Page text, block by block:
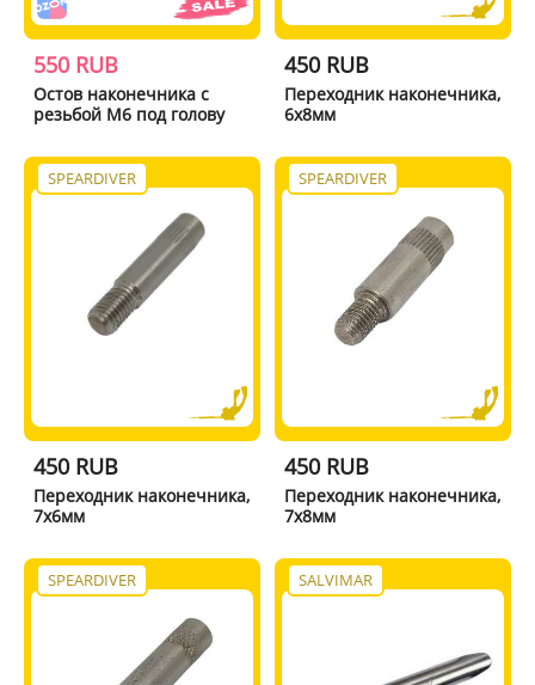
550 RUB
Остов наконечника с
резьбой M6 под голову
450 RUB
Переходник наконечника,
6х8мм
SPEARDIVER
450 RUB
Переходник наконечника,
7х6мм
SPEARDIVER
450 RUB
Переходник наконечника,
7х8мм
SPEARDIVER SALVIMAR